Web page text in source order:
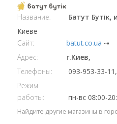
Название: Батут Бутік,
Киеве
Сайт:
batut.co.ua ⇢
Адрес:
г.Киев,
Телефоны:
093-953-33-
Режим
работы:
пн-вс 08:00-
Найдите другие магазины в